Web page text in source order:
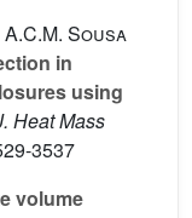
Sousa
in
using
Heat Mass
3537
volume